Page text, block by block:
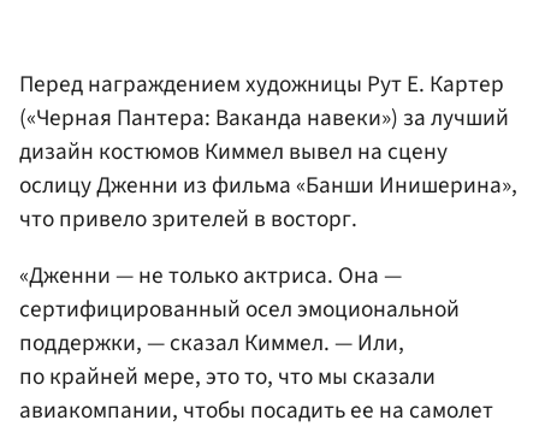
Перед награждением художницы Рут Е. Картер
(«Черная Пантера: Ваканда навеки») за лучший
дизайн костюмов Киммел вывел на сцену
ослицу Дженни из фильма «Банши Инишерина»,
что привело зрителей в восторг.
«Дженни — не только актриса. Она —
сертифицированный осел эмоциональной
поддержки, — сказал Киммел. — Или,
по крайней мере, это то, что мы сказали
авиакомпании, чтобы посадить ее на самолет